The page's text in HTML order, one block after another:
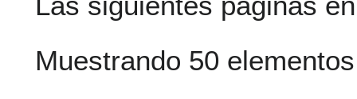
Muestrando 50